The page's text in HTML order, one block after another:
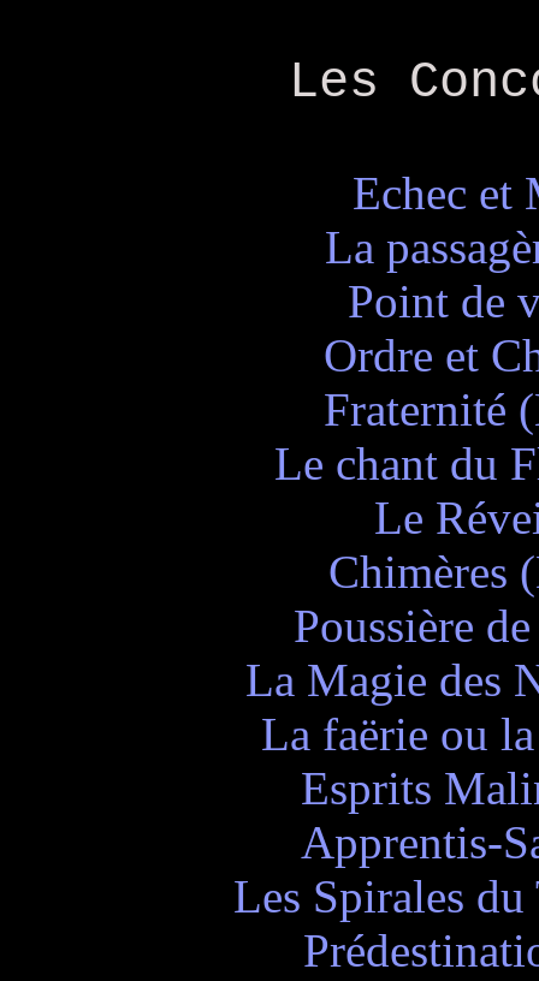
Les
Echec et
La
Point de
Ordre et
Fraternité
Le chant du
Le
Chimères
Poussière
La Magie des
La faërie ou
Esprits
Apprentis-
Les Spirales